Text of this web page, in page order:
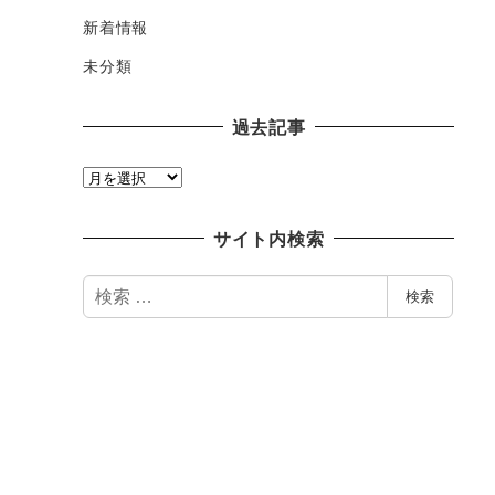
新着情報
未分類
過去記事
過
サイト内検索
検
索
検索